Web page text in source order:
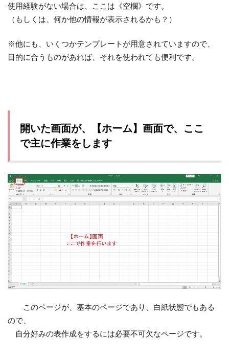
使用経験がない場合は、ここは《空欄》です。
（もしくは、何か他の情報が表示されるかも？）
※他にも、いくつかテンプレートが用意されていますので、
目的に合うものがあれば、それを使われても便利です。
開いた画面が、【ホーム】画面で、ここ
で主に作業をします
このページが、基本のページであり、白紙状態でもある
ので、
自分好みの表作成をするには必要不可欠なページです。